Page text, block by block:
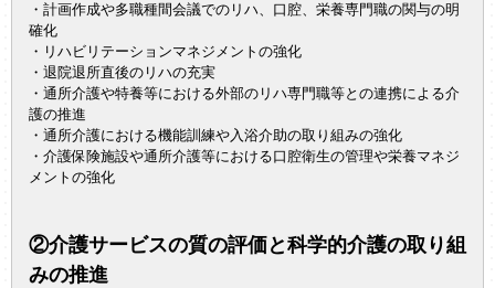
・計画作成や多職種間会議でのリハ、口腔、栄養専門職の関与の明
確化
・リハビリテーションマネジメントの強化
・退院退所直後のリハの充実
・通所介護や特養等における外部のリハ専門職等との連携による介
護の推進
・通所介護における機能訓練や入浴介助の取り組みの強化
・介護保険施設や通所介護等における口腔衛生の管理や栄養マネジ
メントの強化
②介護サービスの質の評価と科学的介護の取り組
みの推進